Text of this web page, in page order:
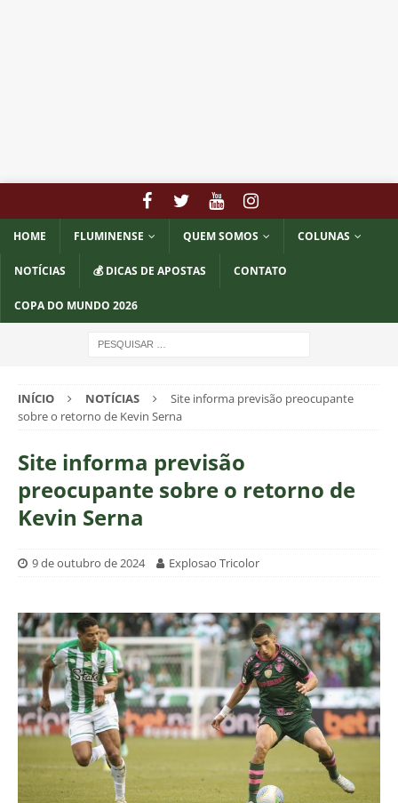
HOME FLUMINENSE QUEM SOMOS COLUNAS
NOTÍCIAS 💰 DICAS DE APOSTAS CONTATO
COPA DO MUNDO 2026
INÍCIO NOTÍCIAS
Site informa previsão preocupante
sobre o retorno de Kevin Serna
Site informa previsão
preocupante sobre o retorno de
Kevin Serna
9 de outubro de 2024 Explosao Tricolor